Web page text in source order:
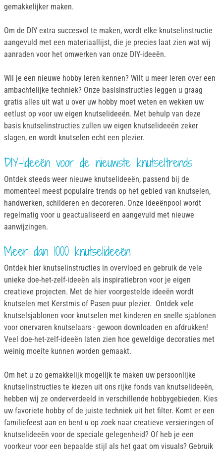
gemakkelijker maken.
Om de DIY extra succesvol te maken, wordt elke knutselinstructie
aangevuld met een materiaallijst, die je precies laat zien wat wij
aanraden voor het omwerken van onze DIY-ideeën.
Wil je een nieuwe hobby leren kennen? Wilt u meer leren over een
ambachtelijke techniek? Onze basisinstructies leggen u graag
gratis alles uit wat u over uw hobby moet weten en wekken uw
eetlust op voor uw eigen knutselideeën. Met behulp van deze
basis knutselinstructies zullen uw eigen knutselideeën zeker
slagen, en wordt knutselen echt een plezier.
DIY-ideeën voor de nieuwste knutseltrends
Ontdek steeds weer nieuwe knutselideeën, passend bij de
momenteel meest populaire trends op het gebied van knutselen,
handwerken, schilderen en decoreren. Onze ideeënpool wordt
regelmatig voor u geactualiseerd en aangevuld met nieuwe
aanwijzingen.
Meer dan 1000 knutselideeën
Ontdek hier knutselinstructies in overvloed en gebruik de vele
unieke doe-het-zelf-ideeën als inspiratiebron voor je eigen
creatieve projecten. Met de hier voorgestelde ideeën wordt
knutselen met Kerstmis of Pasen puur plezier. Ontdek vele
knutselsjablonen voor knutselen met kinderen en snelle sjablonen
voor onervaren knutselaars - gewoon downloaden en afdrukken!
Veel doe-het-zelf-ideeën laten zien hoe geweldige decoraties met
weinig moeite kunnen worden gemaakt.
Om het u zo gemakkelijk mogelijk te maken uw persoonlijke
knutselinstructies te kiezen uit ons rijke fonds van knutselideeën,
hebben wij ze onderverdeeld in verschillende hobbygebieden. Kies
uw favoriete hobby of de juiste techniek uit het filter. Komt er een
familiefeest aan en bent u op zoek naar creatieve versieringen of
knutselideeën voor de speciale gelegenheid? Of heb je een
voorkeur voor een bepaalde stijl als het gaat om visuals? Gebruik